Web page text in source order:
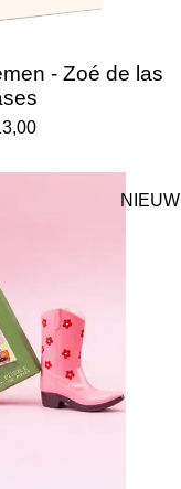
- Zoé de las
NIEUW